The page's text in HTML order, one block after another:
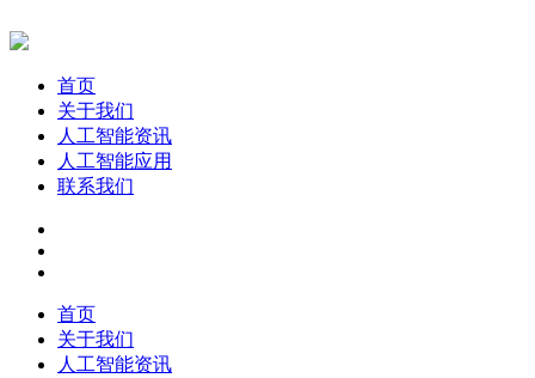
首页
关于我们
人工智能资讯
人工智能应用
联系我们
首页
关于我们
人工智能资讯